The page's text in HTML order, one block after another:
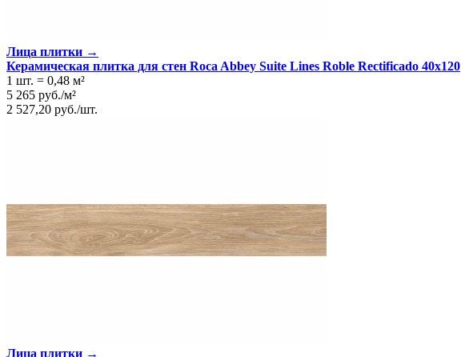
Лица плитки →
Керамическая плитка для стен Roca Abbey Suite Lines Roble Rectificado 40x120
1 шт. = 0,48 м²
5 265 руб./м²
2 527,20 руб./шт.
Лица плитки →